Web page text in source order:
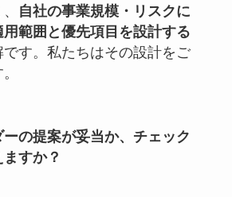
自社の事業規模・リスクに
範囲と優先項目を設計する
す。私たちはその設計をご
ーの提案が妥当か、チェック
すか？